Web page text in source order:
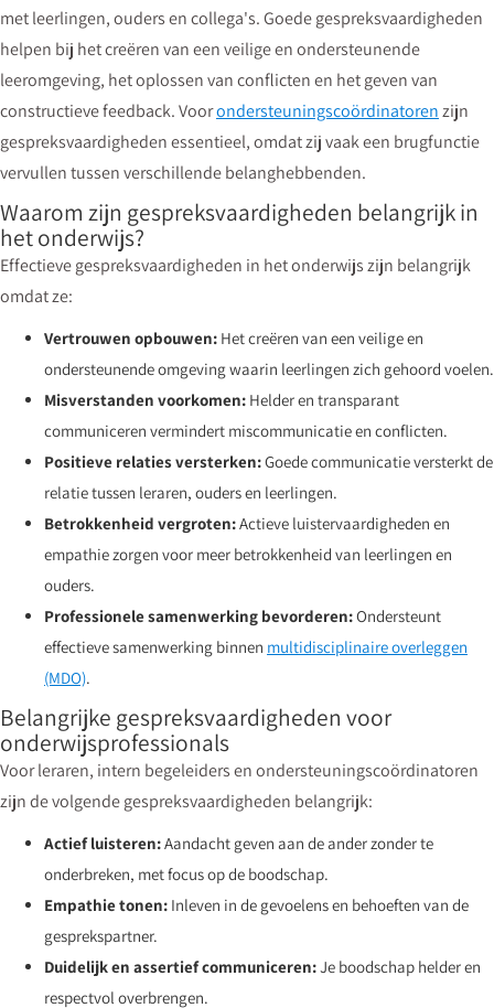
met leerlingen, ouders en collega's. Goede gespreksvaardigheden
helpen bij het creëren van een veilige en ondersteunende
leeromgeving, het oplossen van conflicten en het geven van
constructieve feedback. Voorondersteuningscoördinatorenzijn
gespreksvaardigheden essentieel, omdat zij vaak een brugfunctie
vervullen tussen verschillende belanghebbenden.
Waarom zijn gespreksvaardigheden belangrijk in
het onderwijs?
Effectieve gespreksvaardigheden in het onderwijs zijn belangrijk
omdat ze:
Vertrouwen opbouwen: Het creëren van een veilige en
ondersteunende omgeving waarin leerlingen zich gehoord voelen.
Misverstanden voorkomen: Helder en transparant
communiceren vermindert miscommunicatie en conflicten.
Positieve relaties versterken:Goede communicatie versterkt de
relatie tussen leraren, ouders en leerlingen.
Betrokkenheid vergroten:Actieve luistervaardigheden en
empathie zorgen voor meer betrokkenheid van leerlingen en
ouders.
Professionele samenwerking bevorderen:Ondersteunt
effectieve samenwerking binnen multidisciplinaire overleggen
(MDO).
Belangrijke gespreksvaardigheden voor
onderwijsprofessionals
Voor leraren, intern begeleiders en ondersteuningscoördinatoren
zijn de volgende gespreksvaardigheden belangrijk:
Actief luisteren:Aandacht geven aan de ander zonder te
onderbreken, met focus op de boodschap.
Empathie tonen: Inleven in de gevoelens en behoeften van de
gesprekspartner.
Duidelijk en assertief communiceren:Je boodschap helder en
respectvol overbrengen.